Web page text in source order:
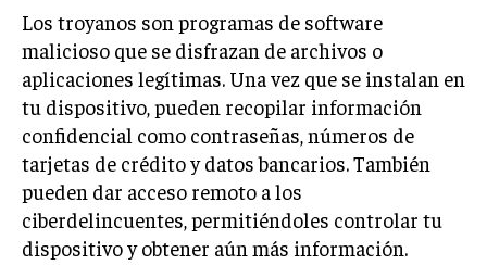
Los troyanos son programas de software
malicioso que se disfrazan de archivos o
aplicaciones legítimas. Una vez que se instalan en
tu dispositivo, pueden recopilar información
confidencial como contraseñas, números de
tarjetas de crédito y datos bancarios. También
pueden dar acceso remoto a los
ciberdelincuentes, permitiéndoles controlar tu
dispositivo y obtener aún más información.